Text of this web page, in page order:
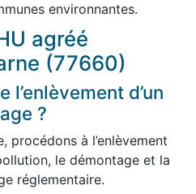
environnantes.
agréé
(77660)
l’enlèvement d’un
?
procédons à l’enlèvement
le démontage et la
réglementaire.